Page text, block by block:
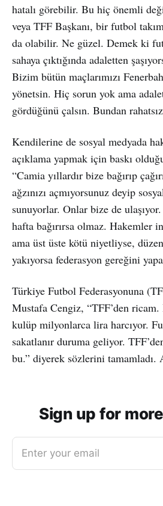
hatalı görebilir. Bu hiç önemli
veya TFF Başkanı, bir futbol
da olabilir. Ne güzel. Demek ki
sahaya çıktığında adaletten
Bizim bütün maçlarımızı
yönetsin. Hiç sorun yok ama
gördüğünü çalsın. Bundan
Kendilerine de sosyal medyada
açıklama yapmak için baskı
“Camia yıllardır bize bağırıp
ağzınızı açmıyorsunuz deyip
sunuyorlar. Onlar bize de
hafta bağırırsa olmaz. Hakemler
ama üst üste kötü niyetliyse,
yakıyorsa federasyon gereğini
Türkiye Futbol Federasyonuna
Mustafa Cengiz, “TFF’den
kulüp milyonlarca lira harcıyor.
sakatlanır duruma geliyor.
bu.” diyerek sözlerini tamamladı.
Sign up for
Enter your email